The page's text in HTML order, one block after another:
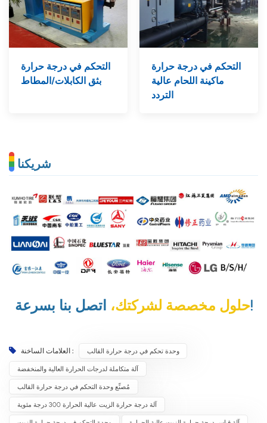
التحكم في درجة حرارة
بثق الكابلات/المطاط
التحكم في درجة حرارة
ماكينة اللحام عالية
التردد
شريكنا
حلول مخصصة لشركتك،اتصل بنا بسرعة!
العلامات الساخنة : وحدة تحكم في درجة حرارة القالب
آلة متكاملة لدرجات الحرارة العالية والمنخفضة
مُصنِّع وحدة التحكم في درجة حرارة القالب
آلة درجة حرارة الزيت عالية الحرارة 300 درجة مئوية